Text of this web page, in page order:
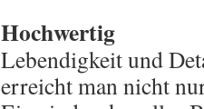
Hochwertig
Lebendigkeit und
erreicht man nicht